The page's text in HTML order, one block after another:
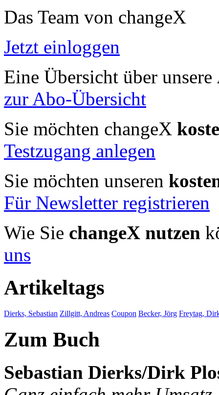
Das Team von changeX
Jetzt einloggen
Eine Übersicht über unsere
zur Abo-Übersicht
Sie möchten changeX
Testzugang anlegen
Sie möchten unseren
Für Newsletter registrieren
Wie Sie changeX nutzen
uns
Artikeltags
Dierks, Sebastian Zillgitt, Andreas Coupon Becker, Jörg Freytag,
Zum Buch
Sebastian Dierks/Dirk